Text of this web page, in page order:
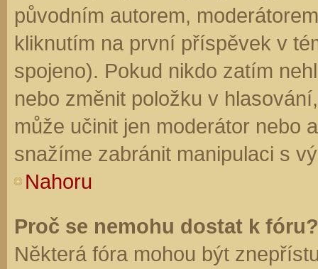
původním autorem,
kliknutím na první příspěvek v
spojeno). Pokud nikdo zatím
nebo změnit položku v
může učinit jen moderátor nebo
snažíme zabránit manipulaci s
Nahoru
Proč se nemohu dostat k fóru?
Některá fóra mohou být